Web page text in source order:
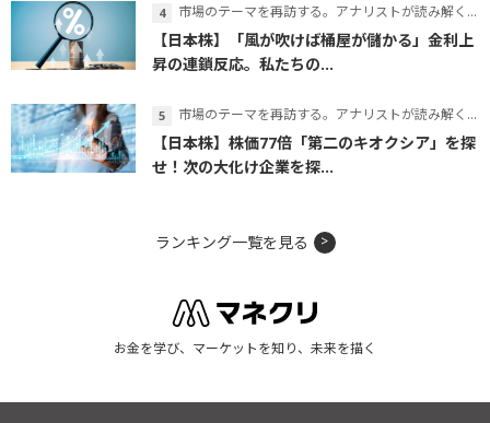
市場のテーマを再訪する。アナリストが読み解くテーマの本質
【日本株】「風が吹けば桶屋が儲かる」金利上
昇の連鎖反応。私たちの...
市場のテーマを再訪する。アナリストが読み解くテーマの本質
【日本株】株価77倍「第二のキオクシア」を探
せ！次の大化け企業を探...
ランキング一覧を見る
お金を学び、マーケットを知り、未来を描く